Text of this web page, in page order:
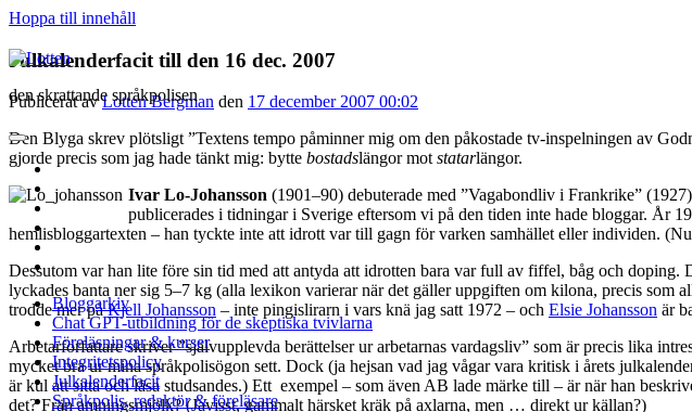
Hoppa till innehåll
Lotten
den skrattande språkpolisen
öppna
primär
meny
twitter
facebook
instagram
linkedin
rss
e-
post
Bloggarkiv
Chat GPT-utbildning för de skeptiska tvivlarna
Föreläsningar & kurser
Integritetspolicy
Julkalenderfacit
Språkpolis, redaktör & föreläsare
Julkalenderfacit till den 16 dec. 2007
Publicerat avLotten Bergman den 17 december 2007 00:02
Den Blyga skrev plötsligt ”Textens tempo påminner mig om den påkostade tv-inspelningen av
gjorde precis som jag hade tänkt mig: bytte bostadslängor motstatarlängor.
Ivar Lo-Johansson (1901–90) debuterade med ”Vagabondliv i Frankrike”
publicerades i tidningar i Sverige eftersom vi på den tiden inte hade bloggar. År
hemlisbloggartexten – han tyckte inte att idrott var till gagn för varken samhället eller individen.
Dessutom var han lite före sin tid med att antyda att idrotten bara var full av fiffel, båg och
lyckades banta ner sig 5–7 kg (alla lexikon varierar när det gäller uppgiften om kilona, precis
trodde mer påKjell Johansson – inte pingislirarn i vars knä jag satt 1972 – och Elsie Johansson är
Arbetarförfattare skriver ”självupplevda berättelser ur arbetarnas vardagsliv” som är precis lika
mycket bra ur mina språkpolisögon sett. Dock (ja hejsan vad jag vågar vara kritisk i årets
är kul att sitta och läsa studsandes.) Ett exempel – som även AB lade märke till – är när han
det? Frän amningsmjölk? (Javisst, gammalt härsket kräk på axlarna, men … direkt ur källan?)